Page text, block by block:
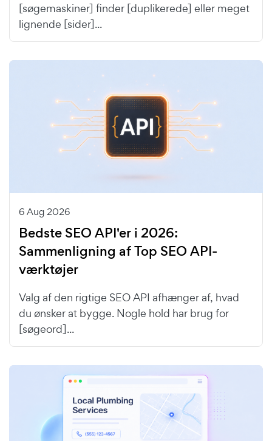
[søgemaskiner] finder [duplikerede] eller meget
lignende [sider]...
6 Aug 2026
Bedste SEO API'er i 2026:
Sammenligning af Top SEO API-
værktøjer
Valg af den rigtige SEO API afhænger af, hvad
du ønsker at bygge. Nogle hold har brug for
[søgeord]...